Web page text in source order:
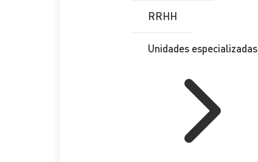
RRHH
Unidades especializadas